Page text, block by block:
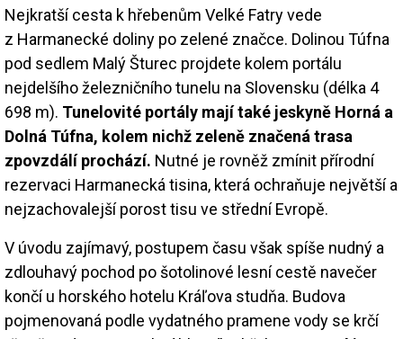
Nejkratší cesta k hřebenům Velké Fatry vede
z Harmanecké doliny po zelené značce. Dolinou Túfna
pod sedlem Malý Šturec projdete kolem portálu
nejdelšího železničního tunelu na Slovensku (délka 4
698 m). Tunelovité portály mají také jeskyně Horná a
Dolná Túfna, kolem nichž zeleně značená trasa
zpovzdálí prochází. Nutné je rovněž zmínit přírodní
rezervaci Harmanecká tisina, která ochraňuje největší a
nejzachovalejší porost tisu ve střední Evropě.
V úvodu zajímavý, postupem času však spíše nudný a
zdlouhavý pochod po šotolinové lesní cestě navečer
končí u horského hotelu Kráľova studňa. Budova
pojmenovaná podle vydatného pramene vody se krčí